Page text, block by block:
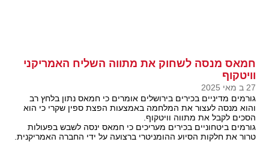
חמאס מנסה לשחוק את מתווה השליח האמריקני
וויטקוף
27 ב מאי 2025
גורמים מדיניים בכירים בירושלים אומרים כי חמאס נתון בלחץ רב
והוא מנסה לעצור את המלחמה באמצעות הפצת ספין שקרי כי הוא
הסכים לקבל את מתווה וויטקוף.
גורמים ביטחוניים בכירים מעריכים כי חמאס ינסה לשבש בפעולות
טרור את חלקות הסיוע ההומניטרי ברצועה על ידי החברה האמריקנית.